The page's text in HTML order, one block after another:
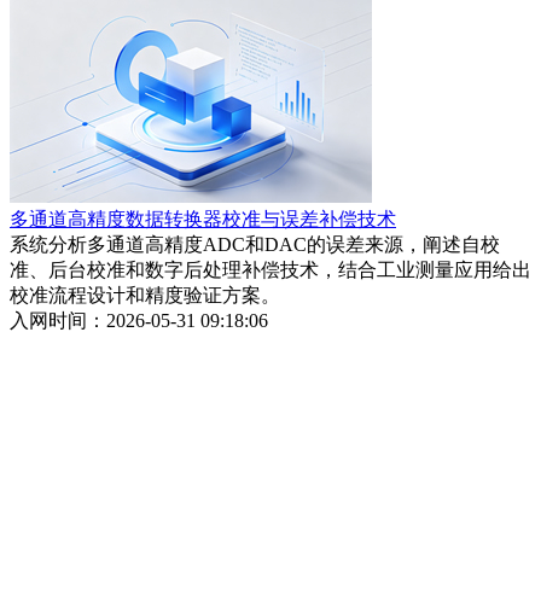
多通道高精度数据转换器校准与误差补偿技术
系统分析多通道高精度ADC和DAC的误差来源，阐述自校
准、后台校准和数字后处理补偿技术，结合工业测量应用给出
校准流程设计和精度验证方案。
入网时间：2026-05-31 09:18:06